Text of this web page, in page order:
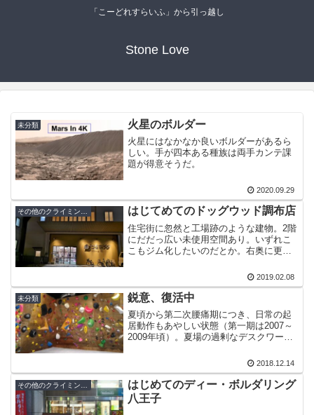
「こーどれすらいふ」から引っ越し
Stone Love
未分類 火星のボルダー
火星にはなかなか良いボルダーがあるら
しい。手が四本ある種族は両手カンテ課
題が得意そうだ。
2020.09.29
その他のクライミングジム はじてめてのドッグウッド調布店
住宅街に忽然と工場跡のような建物。2階
にだだっ広い未使用空間あり。いずれこ
こもジム化したいのだとか。右奥に更衣
ミングエリア全景。入り口側全景。2019.02.08
未分類 鋭意、復活中
夏頃から第二次腰痛期につき、日常の起
居動作もあやしい状態（第一期は2007～
2009年頃）。夏場の過剰なデスクワーク
2018.12.14
はじめてのディー・ボルダリング
八王子